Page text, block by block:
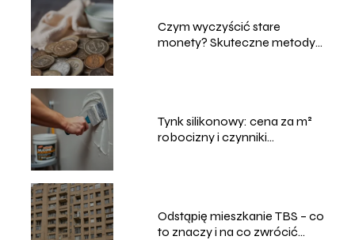
Czym wyczyścić stare
monety? Skuteczne metody i
Tynk silikonowy: cena za m²
robocizny i czynniki
Odstąpię mieszkanie TBS – co
to znaczy i na co zwrócić